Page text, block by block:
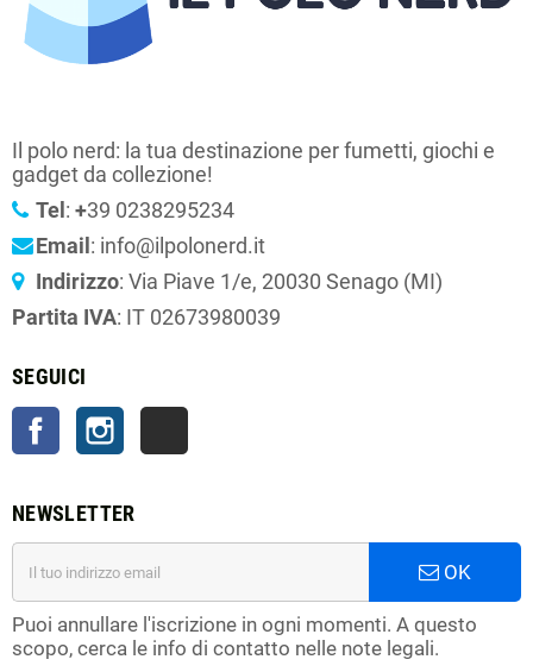
Il polo nerd: la tua destinazione per fumetti, giochi e
gadget da collezione!
Tel : +39 0238295234
Email : info@ilpolonerd.it
Indirizzo: Via Piave 1/e, 20030 Senago (MI)
Partita IVA: IT 02673980039
SEGUICI
FacebookInstagram
NEWSLETTER
OK
Puoi annullare l'iscrizione in ogni momenti. A questo
scopo, cerca le info di contatto nelle note legali.